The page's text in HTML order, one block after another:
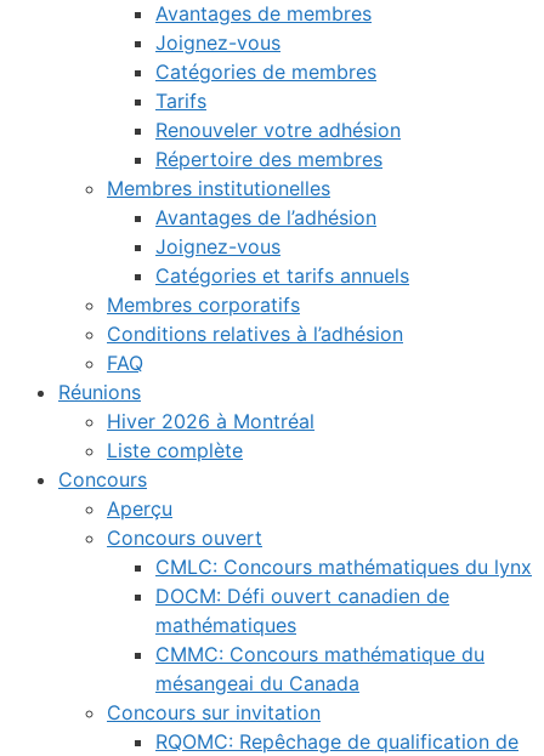
Avantages de membres
Joignez-vous
Catégories de membres
Tarifs
Renouveler votre adhésion
Répertoire des membres
Membres institutionelles
Avantages de l’adhésion
Joignez-vous
Catégories et tarifs annuels
Membres corporatifs
Conditions relatives à l’adhésion
FAQ
Réunions
Hiver 2026 à Montréal
Liste complète
Concours
Aperçu
Concours ouvert
CMLC: Concours mathématiques du lynx
DOCM: Défi ouvert canadien de
mathématiques
CMMC: Concours mathématique du
mésangeai du Canada
Concours sur invitation
RQOMC: Repêchage de qualification de